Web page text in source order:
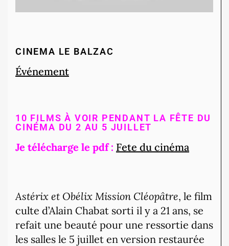
CINEMA LE BALZAC
Événement
10 FILMS À VOIR PENDANT LA FÊTE DU
CINÉMA DU 2 AU 5 JUILLET
Je télécharge le pdf : Fete du cinéma
Astérix et Obélix Mission Cléopâtre, le film
culte d’Alain Chabat sorti il y a 21 ans, se
refait une beauté pour une ressortie dans
les salles le 5 juillet en version restaurée